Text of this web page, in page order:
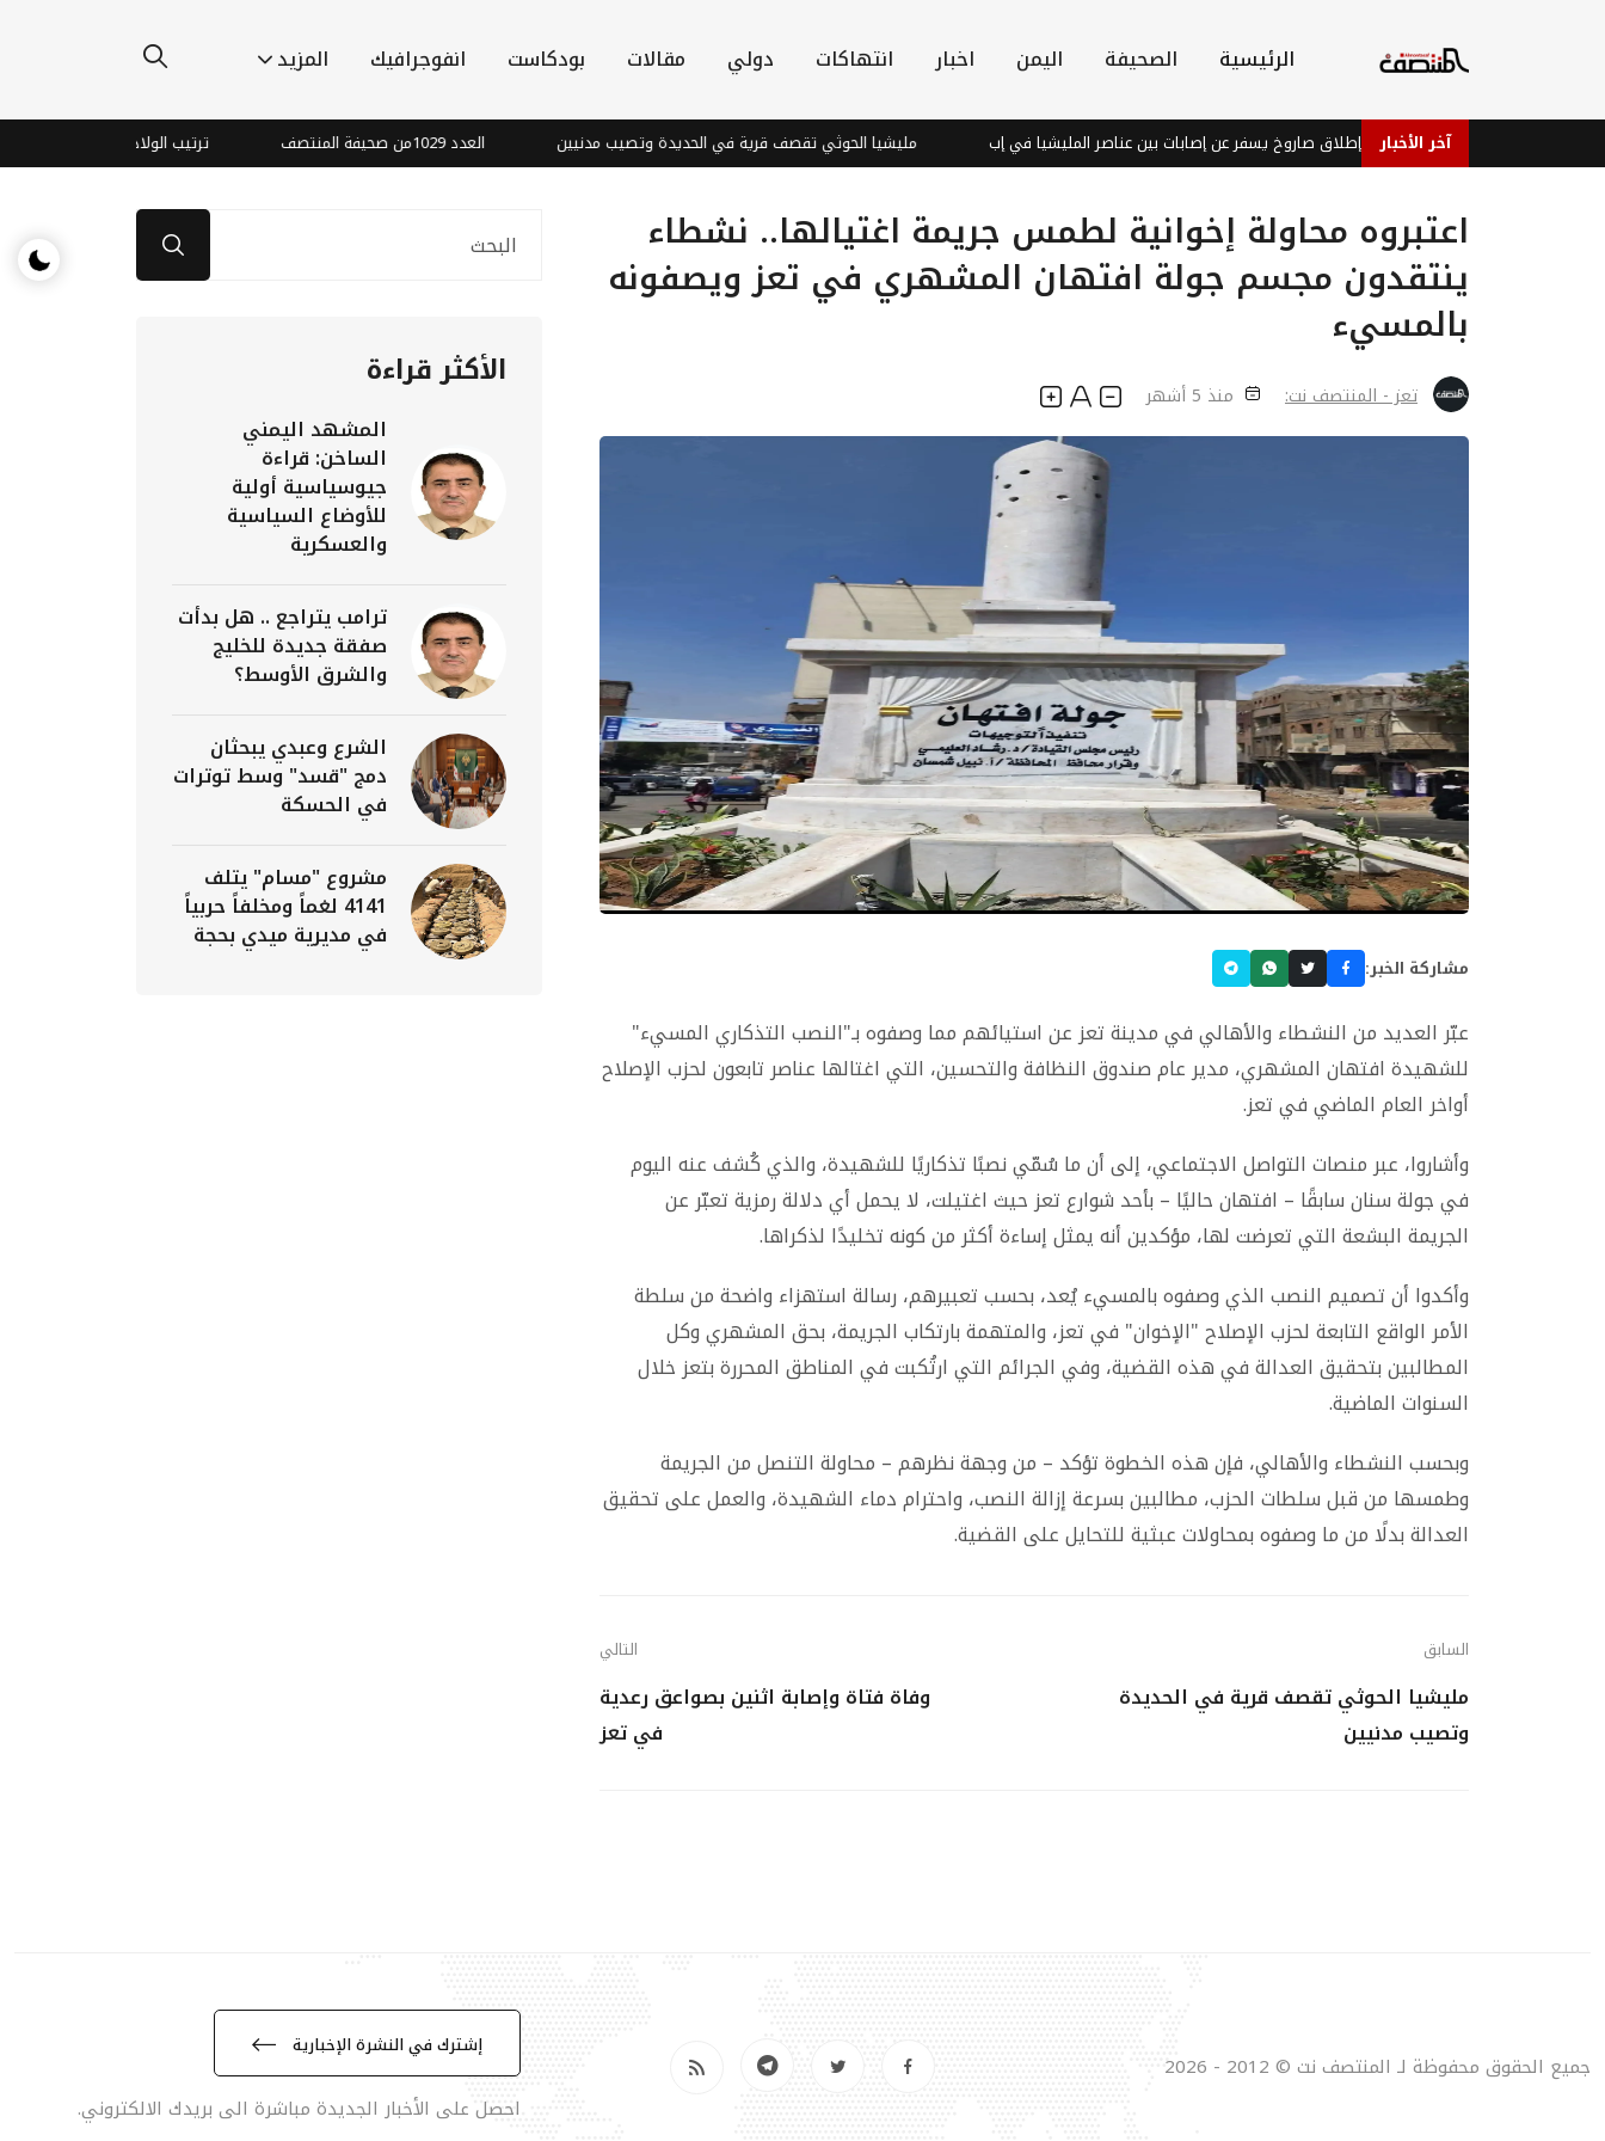
الرئيسية الصحيفة اليمن اخبار انتهاكات دولي مقالات بودكاست انفوجرافيك المزيد
آخر الأخبار
فشل حوثي في إطلاق صاروخ يسفر عن إصابات بين عناصر المليشيا في إب مليشيا الحوثي تقصف قرية في الحديدة وتصيب مدنيين ترتيب الولادة قد يؤثر على أمراض
اعتبروه محاولة إخوانية لطمس جريمة اغتيالها.. نشطاء
ينتقدون مجسم جولة افتهان المشهري في تعز ويصفونه
بالمسيء
تعز - المنتصف نت: منذ 5 أشهر
مشاركة الخبر:
عبّر العديد من النشطاء والأهالي في مدينة تعز عن استيائهم مما وصفوه بـ"النصب التذكاري المسيء"
للشهيدة افتهان المشهري، مدير عام صندوق النظافة والتحسين، التي اغتالها عناصر تابعون لحزب الإصلاح
أواخر العام الماضي في تعز.
وأشاروا، عبر منصات التواصل الاجتماعي، إلى أن ما سُمّي نصبًا تذكاريًا للشهيدة، والذي كُشف عنه اليوم
في جولة سنان سابقًا – افتهان حاليًا – بأحد شوارع تعز حيث اغتيلت، لا يحمل أي دلالة رمزية تعبّر عن
الجريمة البشعة التي تعرضت لها، مؤكدين أنه يمثل إساءة أكثر من كونه تخليدًا لذكراها.
وأكدوا أن تصميم النصب الذي وصفوه بالمسيء يُعد، بحسب تعبيرهم، رسالة استهزاء واضحة من سلطة
الأمر الواقع التابعة لحزب الإصلاح "الإخوان" في تعز، والمتهمة بارتكاب الجريمة، بحق المشهري وكل
المطالبين بتحقيق العدالة في هذه القضية، وفي الجرائم التي ارتُكبت في المناطق المحررة بتعز خلال
السنوات الماضية.
وبحسب النشطاء والأهالي، فإن هذه الخطوة تؤكد – من وجهة نظرهم – محاولة التنصل من الجريمة
وطمسها من قبل سلطات الحزب، مطالبين بسرعة إزالة النصب، واحترام دماء الشهيدة، والعمل على تحقيق
العدالة بدلًا من ما وصفوه بمحاولات عبثية للتحايل على القضية.
السابق
مليشيا الحوثي تقصف قرية في الحديدة
وتصيب مدنيين
التالي
وفاة فتاة وإصابة اثنين بصواعق رعدية
في تعز
الأكثر قراءة
المشهد اليمني
الساخن: قراءة
جيوسياسية أولية
للأوضاع السياسية
والعسكرية
ترامب يتراجع .. هل بدأت
صفقة جديدة للخليج
والشرق الأوسط؟
الشرع وعبدي يبحثان
دمج "قسد" وسط توترات
في الحسكة
مشروع "مسام" يتلف
4141 لغماً ومخلفاً حربياً
في مديرية ميدي بحجة
جميع الحقوق محفوظة لـ المنتصف نت © 2012 - 2026
إشترك في النشرة الإخبارية
احصل على الأخبار الجديدة مباشرة الى بريدك الالكتروني.